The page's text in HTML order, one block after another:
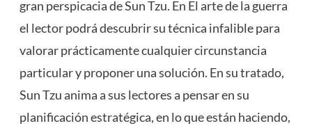
gran perspicacia de Sun Tzu. En El arte de la guerra
el lector podrá descubrir su técnica infalible para
valorar prácticamente cualquier circunstancia
particular y proponer una solución. En su tratado,
Sun Tzu anima a sus lectores a pensar en su
planificación estratégica, en lo que están haciendo,